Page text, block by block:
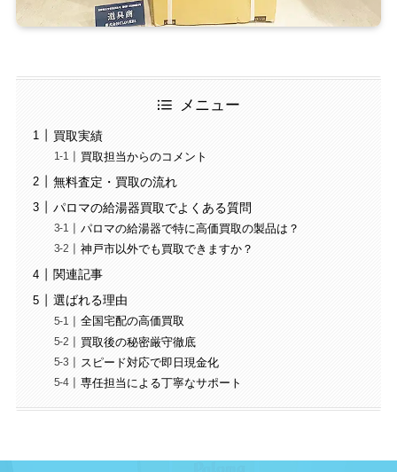
メニュー
買取実績
買取担当からのコメント
無料査定・買取の流れ
パロマの給湯器買取でよくある質問
パロマの給湯器で特に高価買取の製品は？
神戸市以外でも買取できますか？
関連記事
選ばれる理由
全国宅配の高価買取
買取後の秘密厳守徹底
スピード対応で即日現金化
専任担当による丁寧なサポート